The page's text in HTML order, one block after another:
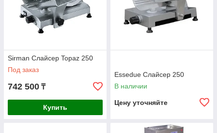
Sirman Слайсер Topaz 250
Под заказ
742 500 ₸
Купить
Essedue Слайсер 250
В наличии
Цену уточняйте